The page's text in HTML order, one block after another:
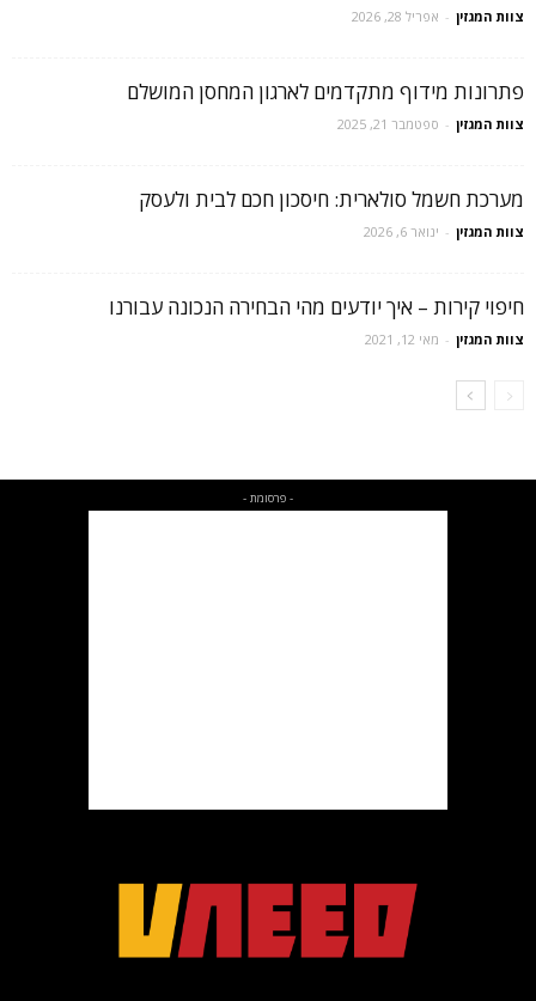
צוות המגזין - אפריל 28, 2026
פתרונות מידוף מתקדמים לארגון המחסן המושלם
צוות המגזין - ספטמבר 21, 2025
מערכת חשמל סולארית: חיסכון חכם לבית ולעסק
צוות המגזין - ינואר 6, 2026
חיפוי קירות – איך יודעים מהי הבחירה הנכונה עבורנו
צוות המגזין - מאי 12, 2021
- פרסומת -